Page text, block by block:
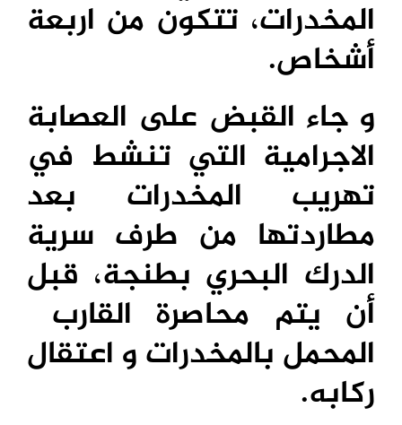
المخدرات، تتكون من اربعة
أشخاص.
و جاء القبض على العصابة
الاجرامية التي تنشط في
تهريب المخدرات بعد
مطاردتها من طرف سرية
الدرك البحري بطنجة، قبل
أن يتم محاصرة القارب
المحمل بالمخدرات و اعتقال
ركابه.